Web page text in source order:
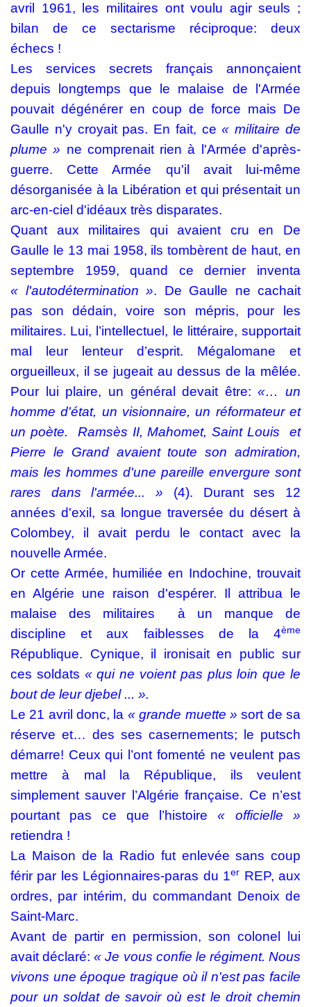
avril 1961, les militaires ont voulu agir seuls ;
bilan de ce sectarisme réciproque: deux
échecs !
Les services secrets français annonçaient
depuis longtemps que le malaise de l'Armée
pouvait dégénérer en coup de force mais De
Gaulle n'y croyait pas. En fait, ce« militaire de
plume » ne comprenait rien à l'Armée d'après-
guerre. Cette Armée qu'il avait lui-même
désorganisée à la Libération et qui présentait un
arc-en-ciel d'idéaux très disparates.
Quant aux militaires qui avaient cru en De
Gaulle le 13 mai 1958, ils tombèrent de haut, en
septembre 1959, quand ce dernier inventa
« l'autodétermination ». De Gaulle ne cachait
pas son dédain, voire son mépris, pour les
militaires. Lui, l’intellectuel, le littéraire, supportait
mal leur lenteur d’esprit. Mégalomane et
orgueilleux, il se jugeait au dessus de la mêlée.
Pour lui plaire, un général devait être:«… un
homme d'état, un visionnaire, un réformateur et
un poète.
Ramsès II, Mahomet, Saint Louis
et
Pierre le Grand avaient toute son admiration,
mais les hommes d'une pareille envergure sont
rares dans l'armée... » (4). Durant ses 12
années d'exil, sa longue traversée du désert à
Colombey, il avait perdu le contact avec la
nouvelle Armée.
Or cette Armée, humiliée en Indochine, trouvait
en Algérie une raison d'espérer. Il attribua le
malaise des militaires
à un manque de
discipline et aux faiblesses de la 4ème
République. Cynique, il ironisait en public sur
ces soldats « qui ne voient pas plus loin que le
bout de leur djebel ... ».
Le 21 avril donc, la « grande muette » sort de sa
réserve et… des ses casernements; le putsch
démarre! Ceux qui l’ont fomenté ne veulent pas
mettre à mal la République, ils veulent
simplement sauver l’Algérie française. Ce n’est
pourtant pas ce que l’histoire« officielle »
retiendra !
La Maison de la Radio fut enlevée sans coup
férir par les Légionnaires-paras du 1er REP, aux
ordres, par intérim, du commandant Denoix de
Saint-Marc.
Avant de partir en permission, son colonel lui
avait déclaré:« Je vous confie le régiment. Nous
vivons une époque tragique où il n'est pas facile
pour un soldat de savoir où est le droit chemin